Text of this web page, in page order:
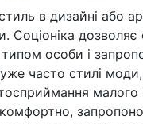
в дизайні або
дозволяє
особи і
часто стилі